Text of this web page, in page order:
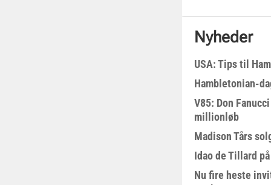
Nyheder
USA: Tips til
Hambletonian-
V85: Don
millionløb
Madison Tårs
Idao de Tillard
Nu fire heste